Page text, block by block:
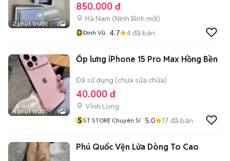
2 phút trước 3
850.000 đ
Hà Nam (Ninh Bình mới)
DDinh Vũ 4.7 4đã bán
4 phút trước 1
Ốp lưng iPhone 15 Pro Max Hồng Bền
Đã sử dụng (chưa sửa chữa)
40.000 đ
Vĩnh Long
S ST STORE Chuyên Sỉ 5.0 17 đã bán
Phú Quốc Vện Lửa Dòng To Cao